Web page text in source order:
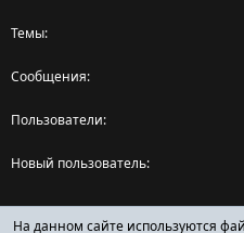
Темы
Сообщения
Пользователи
Новый пользователь
Поделиться страницей
На данном сайте используются